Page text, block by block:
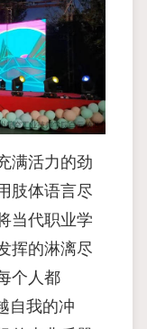
满活力的劲
肢体语言尽
当代职业学
挥的淋漓尽
个人都
自我的冲